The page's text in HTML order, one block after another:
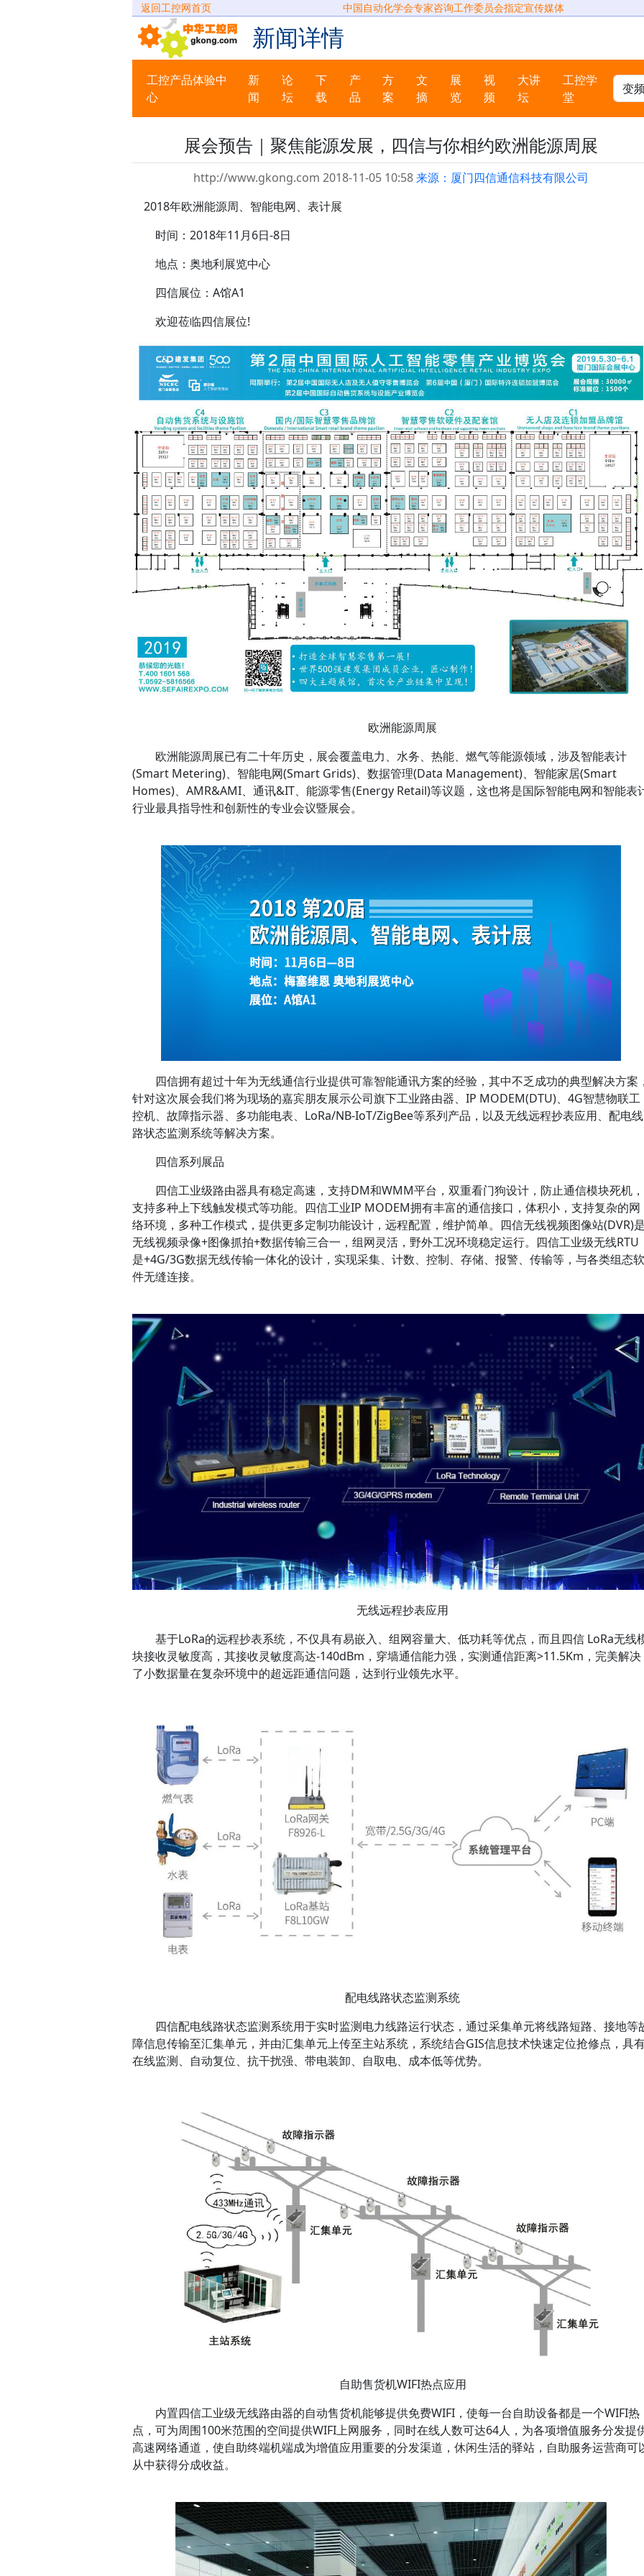
返回工控网首页 中国自动化学会专家咨询工作委员会指定宣传媒体
新闻详情
工控产品体验中
心
新
闻
论
坛
下
载
产
品
方
案
文
摘
展
览
视
频
大讲
坛
工控学
堂
展会预告｜聚焦能源发展，四信与你相约欧洲能源周展
http://www.gkong.com 2018-11-05 10:58来源：厦门四信通信科技有限公司
2018年欧洲能源周、智能电网、表计展
时间：2018年11月6日-8日
地点：奥地利展览中心
四信展位：A馆A1
欢迎莅临四信展位!
欧洲能源周展
欧洲能源周展已有二十年历史，展会覆盖电力、水务、热能、燃气等能源领域，涉及智能表计
(Smart Metering)、智能电网(Smart Grids)、数据管理(Data Management)、智能家居(Smart
Homes)、AMR&AMI、通讯&IT、能源零售(Energy Retail)等议题，这也将是国际智能电网和智能表
行业最具指导性和创新性的专业会议暨展会。
四信拥有超过十年为无线通信行业提供可靠智能通讯方案的经验，其中不乏成功的典型解决方案
针对这次展会我们将为现场的嘉宾朋友展示公司旗下工业路由器、IP MODEM(DTU)、4G智慧物联工
控机、故障指示器、多功能电表、LoRa/NB-IoT/ZigBee等系列产品，以及无线远程抄表应用、配电线
路状态监测系统等解决方案。
四信系列展品
四信工业级路由器具有稳定高速，支持DM和WMM平台，双重看门狗设计，防止通信模块死机，
支持多种上下线触发模式等功能。四信工业IP MODEM拥有丰富的通信接口，体积小，支持复杂的网
络环境，多种工作模式，提供更多定制功能设计，远程配置，维护简单。四信无线视频图像站(DVR)
无线视频录像+图像抓拍+数据传输三合一，组网灵活，野外工况环境稳定运行。四信工业级无线RTU
是+4G/3G数据无线传输一体化的设计，实现采集、计数、控制、存储、报警、传输等，与各类组态软
件无缝连接。
无线远程抄表应用
基于LoRa的远程抄表系统，不仅具有易嵌入、组网容量大、低功耗等优点，而且四信 LoRa无线
块接收灵敏度高，其接收灵敏度高达-140dBm，穿墙通信能力强，实测通信距离>11.5Km，完美解决
了小数据量在复杂环境中的超远距通信问题，达到行业领先水平。
配电线路状态监测系统
四信配电线路状态监测系统用于实时监测电力线路运行状态，通过采集单元将线路短路、接地等
障信息传输至汇集单元，并由汇集单元上传至主站系统，系统结合GIS信息技术快速定位抢修点，具
在线监测、自动复位、抗干扰强、带电装卸、自取电、成本低等优势。
自助售货机WIFI热点应用
内置四信工业级无线路由器的自动售货机能够提供免费WIFI，使每一台自助设备都是一个WIFI热
点，可为周围100米范围的空间提供WIFI上网服务，同时在线人数可达64人，为各项增值服务分发提
高速网络通道，使自助终端机端成为增值应用重要的分发渠道，休闲生活的驿站，自助服务运营商可
从中获得分成收益。